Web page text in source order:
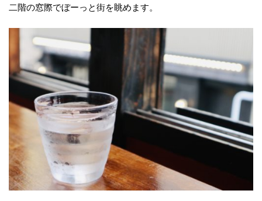
二階の窓際でぼーっと街を眺めます。